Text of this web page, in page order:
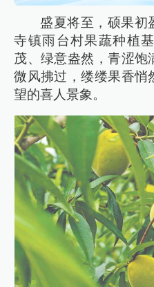
盛夏将至，硕果初
寺镇雨台村果蔬种植
茂、绿意盎然，青涩饱
微风拂过，缕缕果香悄
望的喜人景象。